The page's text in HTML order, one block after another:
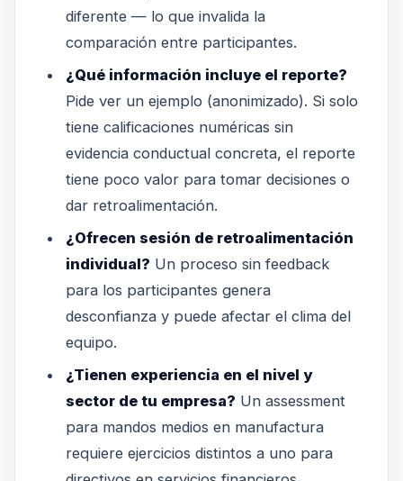
diferente — lo que invalida la
comparación entre participantes.
¿Qué información incluye el reporte?
Pide ver un ejemplo (anonimizado). Si solo
tiene calificaciones numéricas sin
evidencia conductual concreta, el reporte
tiene poco valor para tomar decisiones o
dar retroalimentación.
¿Ofrecen sesión de retroalimentación
individual? Un proceso sin feedback
para los participantes genera
desconfianza y puede afectar el clima del
equipo.
¿Tienen experiencia en el nivel y
sector de tu empresa? Un assessment
para mandos medios en manufactura
requiere ejercicios distintos a uno para